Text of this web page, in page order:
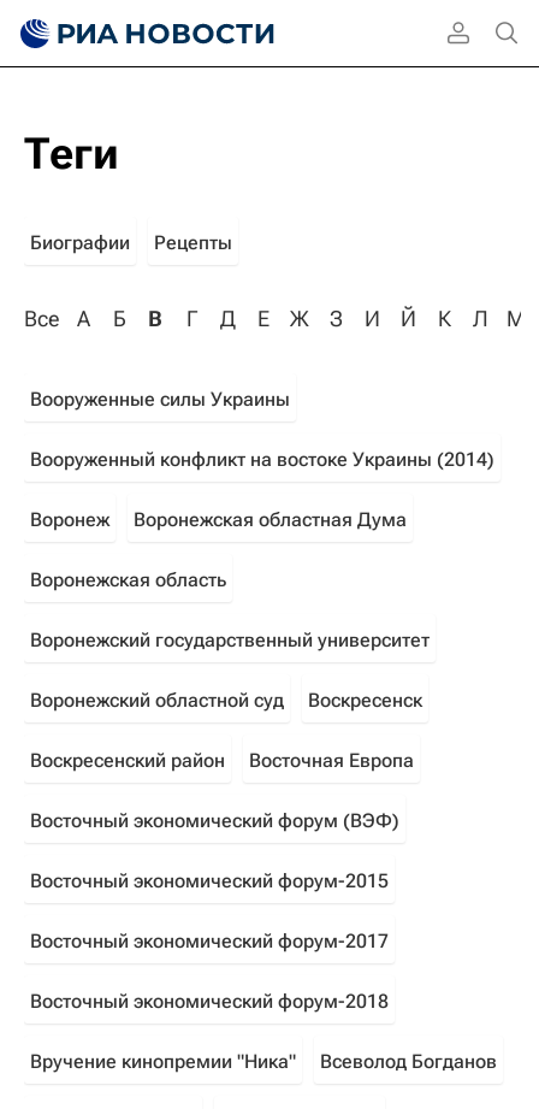
Теги
Биографии Рецепты
Все А Б В Г Д Е Ж З И Й К Л М
Вооруженные силы Украины
Вооруженный конфликт на востоке Украины (2014)
Воронеж Воронежская областная Дума
Воронежская область
Воронежский государственный университет
Воронежский областной суд Воскресенск
Воскресенский район Восточная Европа
Восточный экономический форум (ВЭФ)
Восточный экономический форум-2015
Восточный экономический форум-2017
Восточный экономический форум-2018
Вручение кинопремии "Ника" Всеволод Богданов